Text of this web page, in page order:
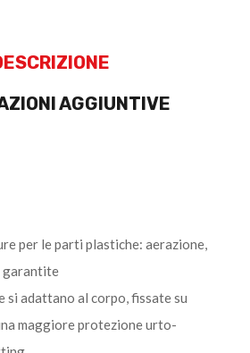
AGGIUNTIVE
per le parti plastiche: aerazione,
garantite
si adattano al corpo, fissate su
maggiore protezione urto-